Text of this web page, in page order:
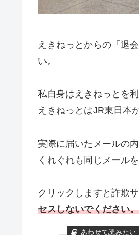
えきねっとからの「退
い。
私自身はえきねっとを
えきねっとはJR東日本
実際に届いたメールの
くれぐれも同じメール
クリックしますと詐欺
セスしないでください。